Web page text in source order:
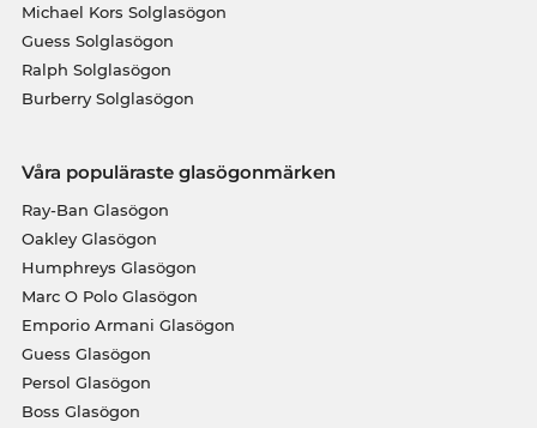
Michael Kors Solglasögon
Guess Solglasögon
Ralph Solglasögon
Burberry Solglasögon
Våra populäraste glasögonmärken
Ray-Ban Glasögon
Oakley Glasögon
Humphreys Glasögon
Marc O Polo Glasögon
Emporio Armani Glasögon
Guess Glasögon
Persol Glasögon
Boss Glasögon